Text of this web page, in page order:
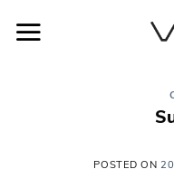
POSTED ON